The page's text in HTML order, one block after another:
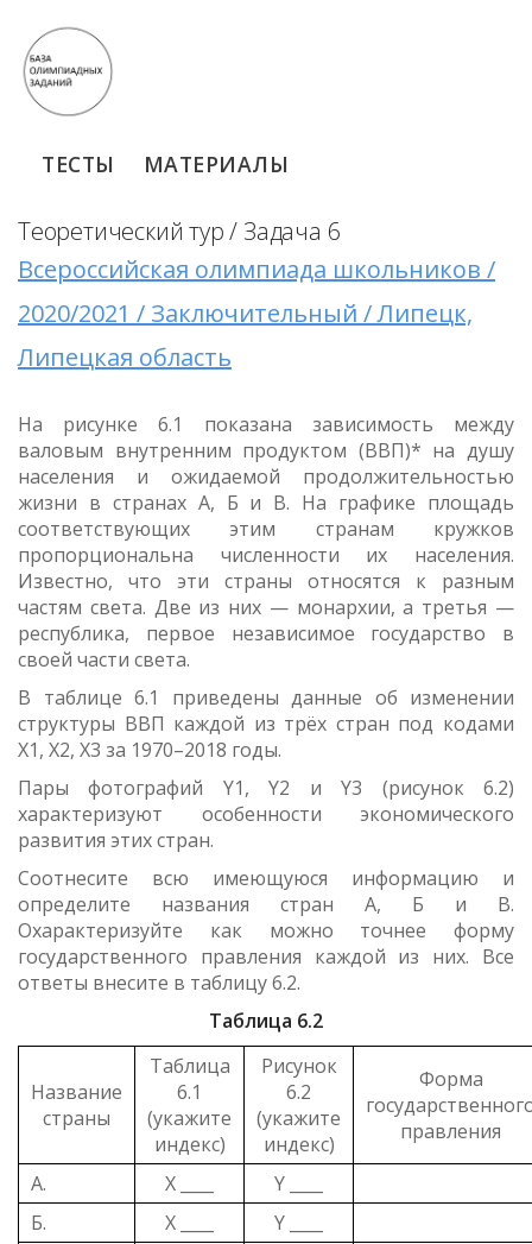
ТЕСТЫ МАТЕРИАЛЫ
Теоретический тур / Задача 6
Всероссийская олимпиада школьников /
2020/2021 / Заключительный / Липецк,
Липецкая область
На рисунке 6.1 показана зависимость между
валовым внутренним продуктом (ВВП)* на душу
населения и ожидаемой продолжительностью
жизни в странах А, Б и В. На графике площадь
соответствующих этим странам кружков
пропорциональна численности их населения.
Известно, что эти страны относятся к разным
частям света. Две из них — монархии, а третья —
республика, первое независимое государство в
своей части света.
В таблице 6.1 приведены данные об изменении
структуры ВВП каждой из трёх стран под кодами
X1, X2, X3 за 1970–2018 годы.
Пары фотографий Y1, Y2 и Y3 (рисунок 6.2)
характеризуют особенности экономического
развития этих стран.
Соотнесите всю имеющуюся информацию и
определите названия стран А, Б и В.
Охарактеризуйте как можно точнее форму
государственного правления каждой из них. Все
ответы внесите в таблицу 6.2.
Таблица 6.2
Название
страны
Таблица
6.1
(укажите
индекс)
Рисунок
6.2
(укажите
индекс)
Форма
правления
А.
X ____
Y ____
Б.
X ____
Y ____